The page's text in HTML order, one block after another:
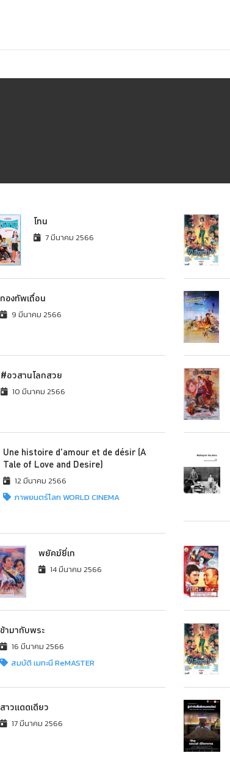
โทน
7 มีนาคม 2566
กองทัพเถื่อน
9 มีนาคม 2566
#อวสานโลกสวย
10 มีนาคม 2566
Une histoire d'amour et de désir (A
Tale of Love and Desire)
12 มีนาคม 2566
ภาพยนตร์โลก WORLD CINEMA
พยัคฆ์ยี่เก
14 มีนาคม 2566
ข้ามากับพระ
16 มีนาคม 2566
สมบัติ เมทะนี ReMASTER
สาวแดดเดียว
17 มีนาคม 2566